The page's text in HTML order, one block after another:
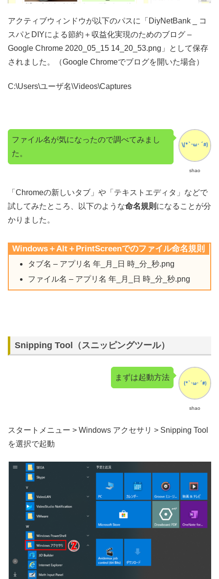
アクティブウィンドウが以下のパスに「DiyNetBank _ コ
スパとDIYによる節約＋収益化実現のためのブログ –
Google Chrome 2020_05_15 14_20_53.png」として保存
されました。（Google Chromeでブログを開いた場合）
C:\Users\ユーザ名\Videos\Captures
shao
ファイル名が気になったので調べてみまし
た。
「Chromeの新しいタブ」や「テキストエディタ」などで
試してみたところ、以下のような命名規則 になることが分
かりました。
Windows＋Alt＋PrintScreenでのファイル命名規則
タブ名 – アプリ名 年_月_日 時_分_秒.png
ファイル名 – アプリ名 年_月_日 時_分_秒.png
Snipping Tool（スニッピングツール）
shao
まずは起動方法
スタートメニュー > Windows アクセサリ > Snipping Tool
を選択で起動